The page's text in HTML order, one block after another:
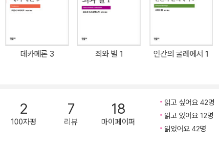
게 자신의 욕망과 현세적 삶을 추구하는 근대적 세계관을 담은 걸작
100편의 이야기를 주고받는 내용으로, 중세적 이상론이나 도덕적 교
훈을 엄숙하게 내세우는 대신 유쾌한 속어로 기발한 재치와 거침없는
들의 사랑 속에서 널리 구전되었으며, 초서의 『캔터베리 이야기』와
셰익스피어의 작품들을 비롯한 후대의 수많은 고전들이 탄생하는 데
큰 영향을 주었다. 민음사에서 출간한 『데카메론』은 국내 이탈리아
데카메론 3 죄와 벌 1 인간의 굴레에서 1
2
100자평
7
리뷰
18
마이페이퍼
읽고 싶어요 42명
읽고 있어요 12명
읽었어요 42명